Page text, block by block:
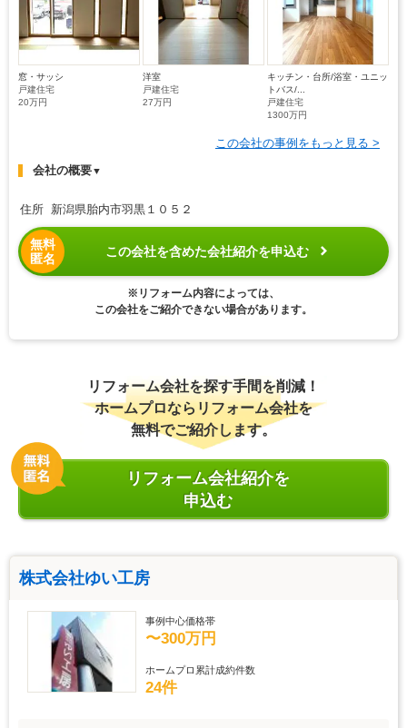
窓・サッシ
戸建住宅
20万円
洋室
戸建住宅
27万円
キッチン・台所/浴室・ユニッ
トバス/...
戸建住宅
1300万円
この会社の事例をもっと見る >
会社の概要▼
住所 新潟県胎内市羽黒１０５２
無料
匿名
この会社を含めた会社紹介を申込む
※リフォーム内容によっては、
この会社をご紹介できない場合があります。
リフォーム会社を探す手間を削減！
ホームプロならリフォーム会社を
無料でご紹介します。
リフォーム会社紹介を
申込む
株式会社ゆい工房
事例中心価格帯
〜300万円
ホームプロ累計成約件数
24件